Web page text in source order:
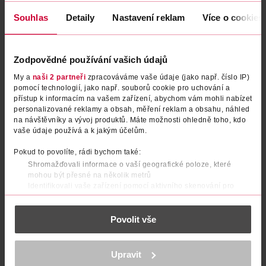
Souhlas Detaily Nastavení reklam Více o cookies
Zodpovědné používání vašich údajů
My a naši 2 partneři zpracováváme vaše údaje (jako např. číslo IP)
pomocí technologií, jako např. souborů cookie pro uchování a
přístup k informacím na vašem zařízení, abychom vám mohli nabízet
personalizované reklamy a obsah, měření reklam a obsahu, náhled
na návštěvníky a vývoj produktů. Máte možnosti ohledně toho, kdo
vaše údaje používá a k jakým účelům.
Pokud to povolíte, rádi bychom také:
Shromažďovali informace o vaší geografické poloze, které
mohou být přesné na několik metrů
Identifikovali vaše zařízení pomocí aktivního skenování pro
konkrétní charakteristiky (otisk prstu)
Zjistěte více o tom, jak zpracováváme vaše osobní údaje, a nastavte
části s podrobnostmi . Svůj souhlas můžete kdykoliv
K provozu stránek, personalizaci obsahu a reklam, funkcí sociálních
médií, analýze návštěvnosti, které mohou nést osobní údaje.
Povolit vše
Upravit
hyaluronový komplex a mastné kyseliny z bambuckého
másla.
Vyvinuto, testováno a schváleno pro všechny typy vlnitých a
(1) Instrumentální test.
(2) Testováno na vlnách a kudrnách 2. až 6. typu.
Dostaň každou vlnu pod kontrolu​ s novou řadou
Fructis Curls Method od Garnier!​
produkty speciálně vyvinuté na suché vlnité a kudrnaté